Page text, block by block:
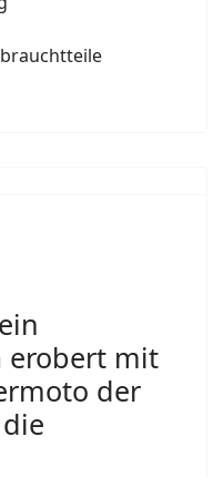
erobert mit
der